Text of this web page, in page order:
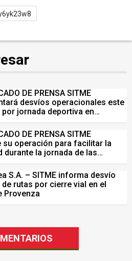
DE PRENSA SITME
desvíos operacionales este
jornada deportiva en
DE PRENSA SITME
operación para facilitar la
durante la jornada de las
del 26 de julio
S.A. – SITME informa desvío
rutas por cierre vial en el
Provenza